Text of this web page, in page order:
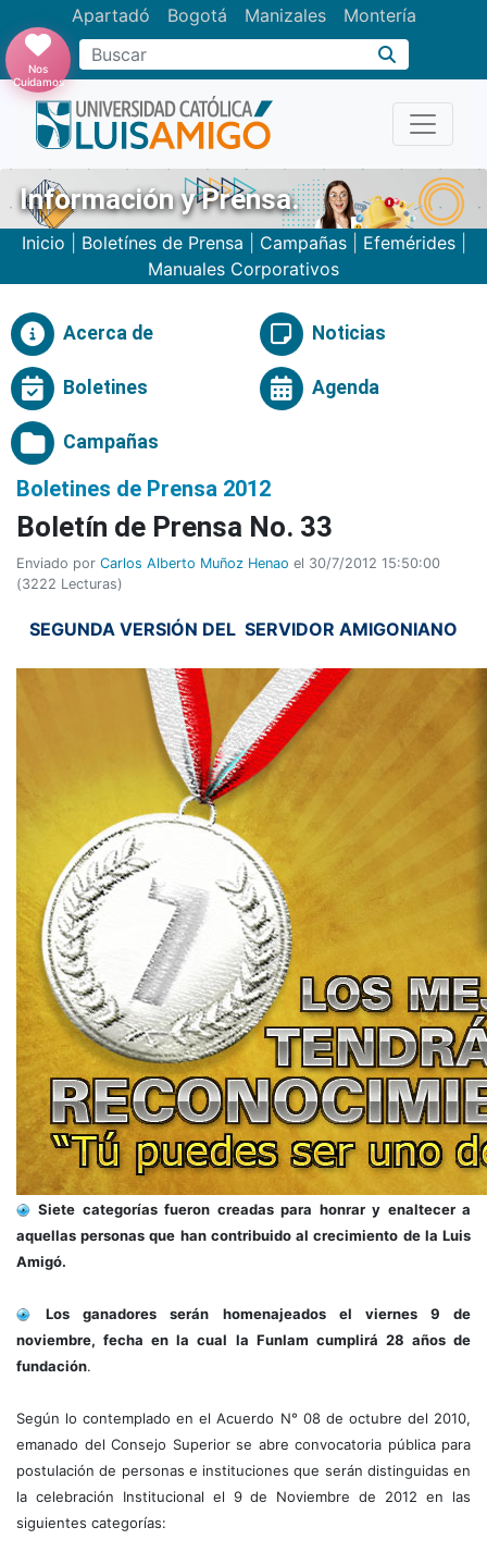
Apartadó Bogotá Manizales Montería
Buscar
Nos
Cuidamos
Información y Prensa.
Inicio Boletínes de Prensa Campañas| Efemérides|
Manuales Corporativos
Acerca de Noticias
Boletines Agenda
Campañas
Boletines de Prensa 2012
Boletí­n de Prensa No. 33
Enviado por Carlos Alberto Muñoz Henao el 30/7/2012 15:50:00
(3222 Lecturas)
SEGUNDA VERSIÓN DEL SERVIDOR AMIGONIANO
Siete categorías fueron creadas para honrar y enaltecer a
aquellas personas que han contribuido al crecimiento de la Luis
Amigó.
Los ganadores serán homenajeados el viernes 9 de
noviembre, fecha en la cual la Funlam cumplirá 28 años de
fundación.
Según lo contemplado en el Acuerdo N° 08 de octubre del 2010,
emanado del Consejo Superior se abre convocatoria pública para
postulación de personas e instituciones que serán distinguidas en
la celebración Institucional el 9 de Noviembre de 2012 en las
siguientes categorías: